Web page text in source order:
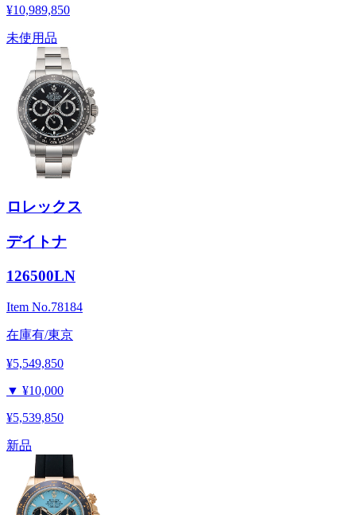
¥10,989,850
未使用品
ロレックス
デイトナ
126500LN
Item No.78184
在庫有/東京
¥5,549,850
▼ ¥10,000
¥5,539,850
新品